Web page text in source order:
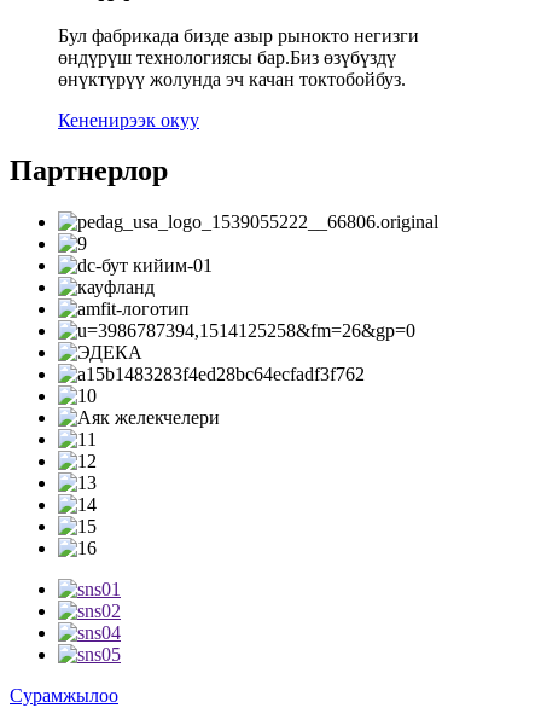
Бул фабрикада бизде азыр рынокто негизги
өндүрүш технологиясы бар.Биз өзүбүздү
өнүктүрүү жолунда эч качан токтобойбуз.
Кененирээк окуу
Партнерлор
Сурамжылоо